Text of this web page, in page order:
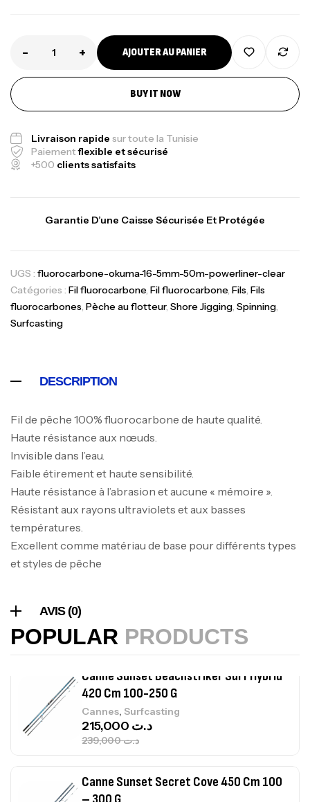
- + AJOUTER AU PANIER
BUY IT NOW
Livraison rapide sur toute la Tunisie
Paiementflexible et sécurisé
+500 clients satisfaits
Garantie D’une Caisse Sécurisée Et Protégée
UGS : fluorocarbone-okuma-16-5mm-50m-powerliner-clear
Catégories : Fil fluorocarbone, Fil fluorocarbone, Fils, Fils
fluorocarbones, Pèche au flotteur, Shore Jigging, Spinning,
Surfcasting
DESCRIPTION
Fil de pêche 100% fluorocarbone de haute qualité.
Haute résistance aux nœuds.
Invisible dans l’eau.
Faible étirement et haute sensibilité.
Haute résistance à l’abrasion et aucune « mémoire ».
Résistant aux rayons ultraviolets et aux basses
températures.
Excellent comme matériau de base pour différents types
et styles de pêche
AVIS (0)
POPULAR PRODUCTS
Canne Jigging Sunset Massive Attack
1.83m 120/250gr 30kg
Cannes,Jigging
Foureau Kalli Kunnan Funda 1.70m
Bagagerie,Surfcasting
د.ت378,000
Volant 3 Branches Inox T26S/35
Accastillage bateau,Accessoires bateaux
د.ت
د.ت215,000
Canne Sunset Secret Cove 450 Cm 100
– 300 G
Cannes,Surfcasting
د.ت768,000
د.ت692,000
Canne Sunset Secret Cove 420 Cm 100